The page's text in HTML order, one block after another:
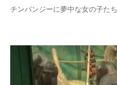
チンパンジーに夢中な女の子たち